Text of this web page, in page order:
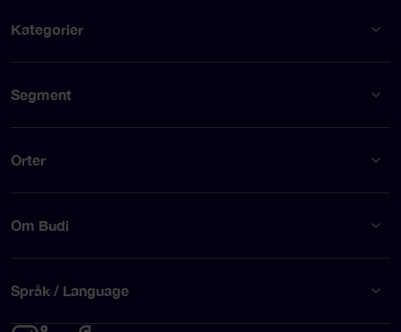
Kategorier
Segment
Orter
Om Budi
Språk / Language